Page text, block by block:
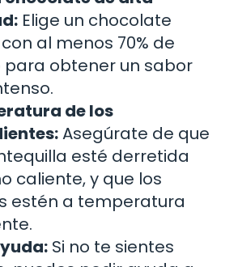
Elige un chocolate
al menos 70% de
para obtener un sabor
de los
Asegúrate de que
esté derretida
caliente, y que los
estén a temperatura
Si no te sientes